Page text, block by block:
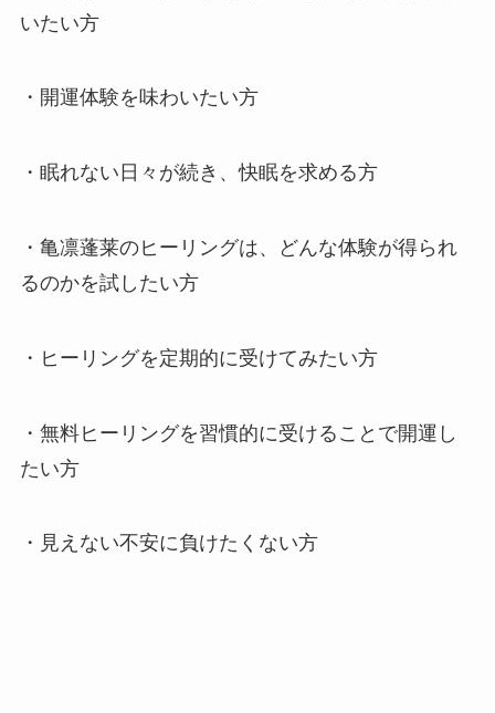
いたい方
・開運体験を味わいたい方
・眠れない日々が続き、快眠を求める方
・亀凛蓬莱のヒーリングは、どんな体験が得られ
るのかを試したい方
・ヒーリングを定期的に受けてみたい方
・無料ヒーリングを習慣的に受けることで開運し
たい方
・見えない不安に負けたくない方